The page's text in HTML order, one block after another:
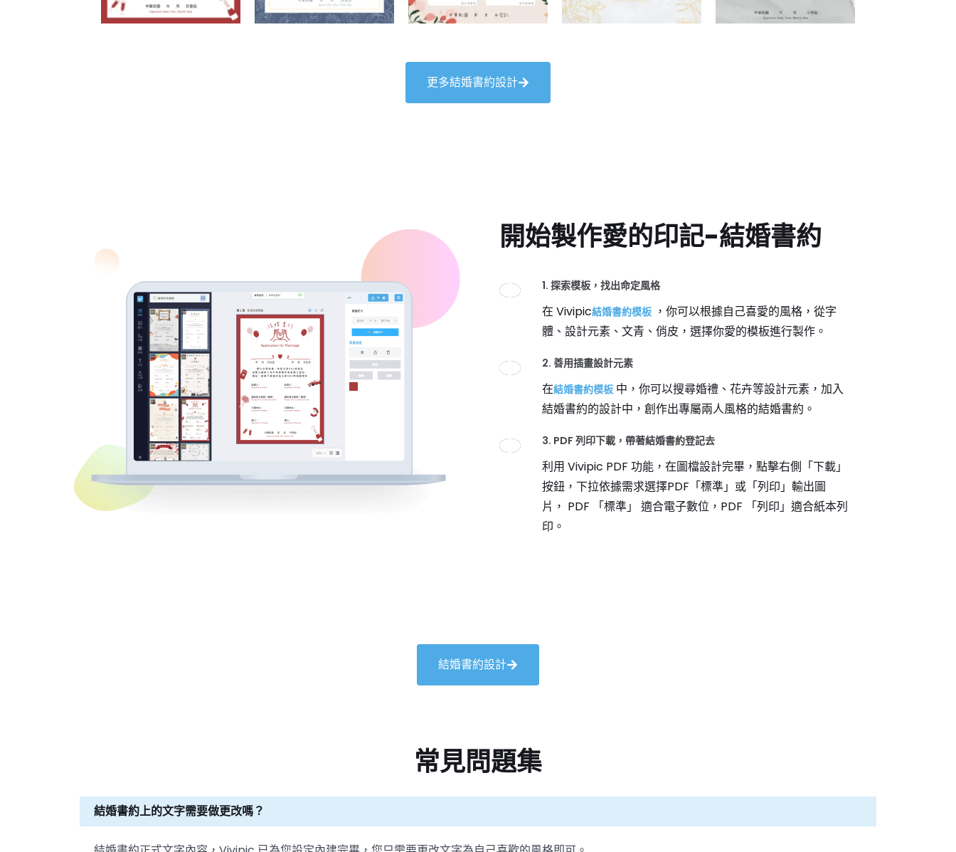
更多結婚書約設計
開始製作愛的印記-結婚書約
1. 探索模板，找出命定風格
在 Vivipic結婚書約模板 ，你可以根據自己喜愛的風格，從字
體、設計元素、文青、俏皮，選擇你愛的模板進行製作。
2. 善用插畫設計元素
在結婚書約模板 中，你可以搜尋婚禮、花卉等設計元素，加入
結婚書約的設計中，創作出專屬兩人風格的結婚書約。
3. PDF 列印下載，帶著結婚書約登記去
利用 Vivipic PDF 功能，在圖檔設計完畢，點擊右側「下載」
按鈕，下拉依據需求選擇PDF「標準」或「列印」輸出圖
片， PDF 「標準」 適合電子數位，PDF 「列印」適合紙本列
印。
結婚書約設計
常見問題集
結婚書約上的文字需要做更改嗎？